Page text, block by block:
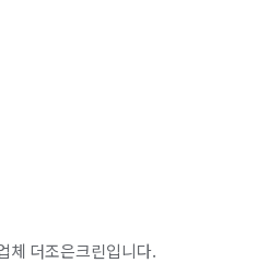
체 더조은크린입니다.